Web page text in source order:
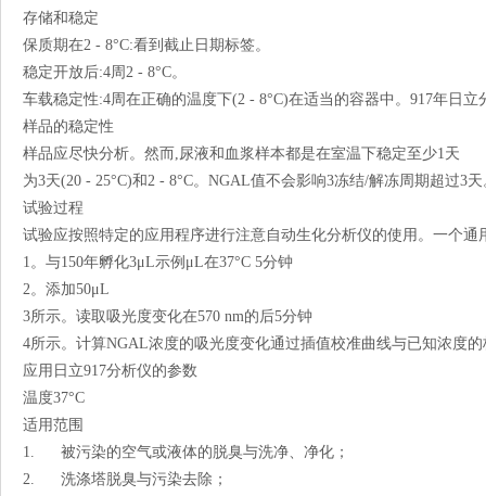
存储和稳定
保质期在2 - 8°C:看到截止日期标签。
稳定开放后:4周2 - 8°C。
车载稳定性:4周在正确的温度下(2 - 8°C)在适当的容器中。917年日
样品的稳定性
样品应尽快分析。然而,尿液和血浆样本都是在室温下稳定至少1天
为3天(20 - 25°C)和2 - 8°C。NGAL值不会影响3冻结/解冻周期超过3天
试验过程
试验应按照特定的应用程序进行注意自动生化分析仪的使用。一个
1。与150年孵化3μL示例μL在37°C 5分钟
2。添加50μL
3所示。读取吸光度变化在570 nm的后5分钟
4所示。计算NGAL浓度的吸光度变化通过插值校准曲线与已知浓度
应用日立917分析仪的参数
温度37°C
适用范围
1. 被污染的空气或液体的脱臭与洗净、净化；
2. 洗涤塔脱臭与污染去除；